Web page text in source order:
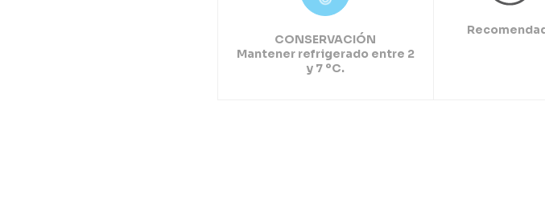
CONSERVACIÓN
Mantener refrigerado entre 2
y 7 ºC.